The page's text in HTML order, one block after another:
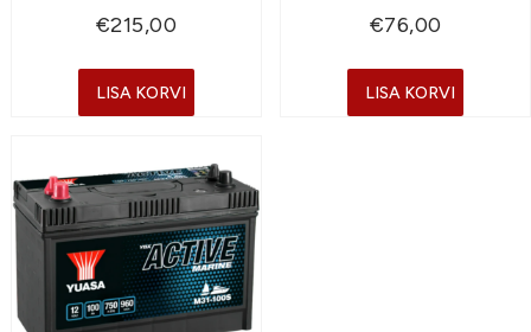
€215,00
LISA KORVI
€76,00
LISA KORVI